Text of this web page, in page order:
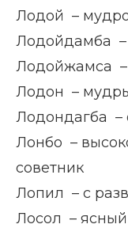
Лодой –
Лодойдамба –
Лодойжамса –
Лодон –
Лодондагба –
Лонбо –
советник
Лопил – с
Лосол –